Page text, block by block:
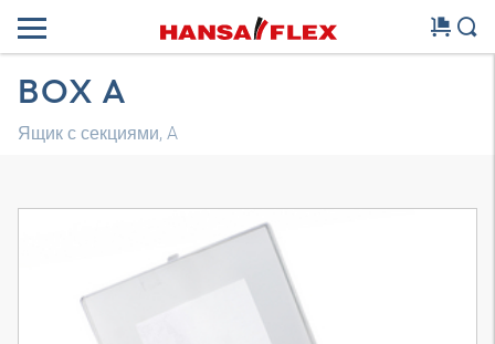
BOX A
Ящик с секциями, A